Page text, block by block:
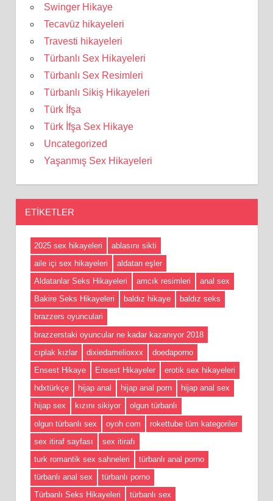
Swinger Hikaye
Tecavüz hikayeleri
Travesti hikayeleri
Türbanlı Sex Hikayeleri
Türbanlı Sex Resimleri
Türbanlı Sikiş Hikayeleri
Türk İfşa
Türk İfşa Sex Hikaye
Uncategorized
Yaşanmış Sex Hikayeleri
ETIKETLER
2025 sex hikayeleri
ablasını sikti
aile içi sex hikayeleri
aldatan eşler
Aldatanlar Seks Hikayeleri
amcık resimleri
anal sex
Bakire Seks Hikayeleri
baldız hikaye
baldız seks
brazzers oyunculari
brazzerstaki oyuncular ne kadar kazanıyor 2018
cıplak kızlar
dixiedamelioxxx
doedaporno
Ensest Hikaye
Ensest Hikayeler
erotik sex hikayeleri
hdxtürkçe
hijap anal hijap anal porn
hijap anal sex
hijap sex
kızını sikiyor
olgun türbanlı
olgun türbanlı sex
oyoh com
rokettube tüm kategoriler
sex itiraf sayfası
sex itirafı
turk romantik sex sahneleri
türbanlı anal porno
türbanlı anal sex
türbanlı porno
Türbanlı Seks Hikayeleri
türbanlı sex